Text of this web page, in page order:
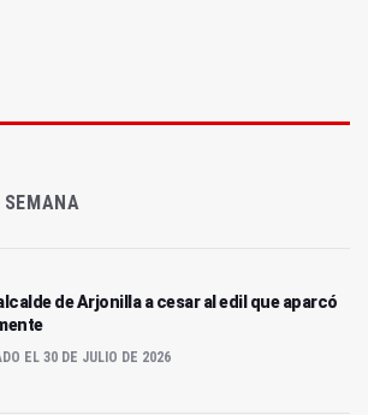
de Arjonilla a cesar al edil que aparcó
EL 30 DE JULIO DE 2026